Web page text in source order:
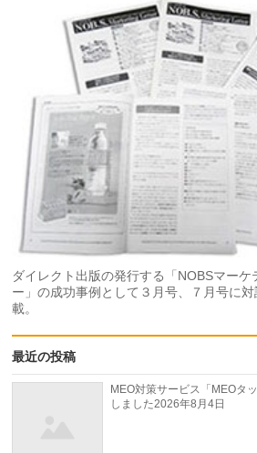
ダイレクト出版の発行する「NOBSマーケ
ー」の成功事例として３月号、７月号に
載。
最近の投稿
MEO対策サービス「MEOタ
しました2026年8月4日